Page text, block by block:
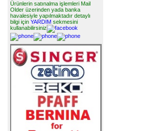
Ürünlerin satınalma işlemleri Mail
Older üzerinden yada banka
havalesiyle yapılmaktadır detaylı
bilgi için YARDIM sekmesini
kullanabilirsiniz